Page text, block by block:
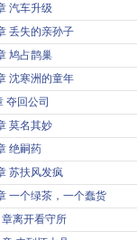
汽车升级
丢失的亲孙子
鸠占鹊巢
沈寒洲的童年
夺回公司
莫名其妙
绝嗣药
苏扶风发疯
一个绿茶，一个蠢货
离开看守所